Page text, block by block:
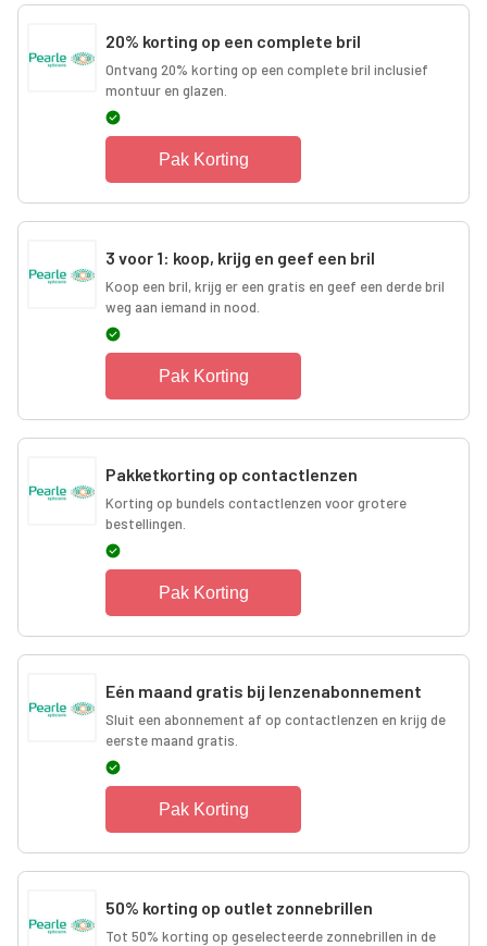
20% korting op een complete bril
Ontvang 20% korting op een complete bril inclusief
montuur en glazen.
Pak Korting
3 voor 1: koop, krijg en geef een bril
Koop een bril, krijg er een gratis en geef een derde bril
weg aan iemand in nood.
Pak Korting
Pakketkorting op contactlenzen
Korting op bundels contactlenzen voor grotere
bestellingen.
Pak Korting
Eén maand gratis bij lenzenabonnement
Sluit een abonnement af op contactlenzen en krijg de
eerste maand gratis.
Pak Korting
50% korting op outlet zonnebrillen
Tot 50% korting op geselecteerde zonnebrillen in de